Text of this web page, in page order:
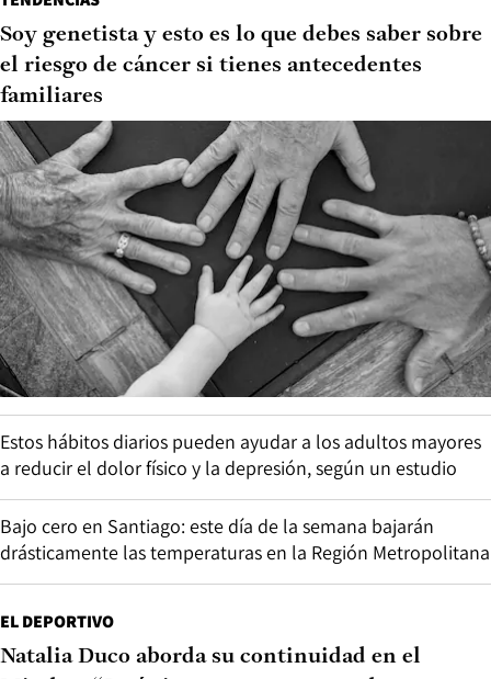
Soy genetista y esto es lo que debes saber sobre
el riesgo de cáncer si tienes antecedentes
familiares
Estos hábitos diarios pueden ayudar a los adultos mayores
a reducir el dolor físico y la depresión, según un estudio
Bajo cero en Santiago: este día de la semana bajarán
drásticamente las temperaturas en la Región Metropolitana
EL DEPORTIVO
Natalia Duco aborda su continuidad en el